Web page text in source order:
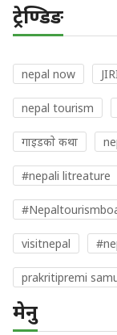
ट्रेण्डिङ
nepal now
nepal tourism
गाइडकाे कथा
#nepali litreature
visitnepal
prakritipremi
मेनु